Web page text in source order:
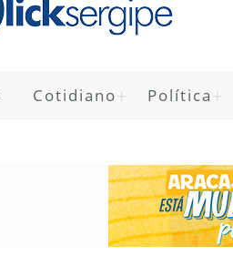
Cotidiano Política